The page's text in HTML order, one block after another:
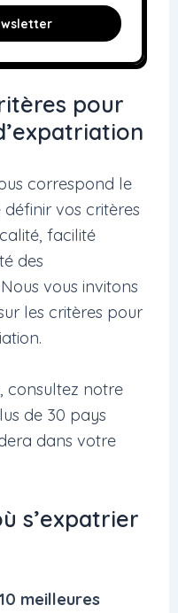
pour
correspond le
vos critères
facilité
des
vous invitons
les critères pour
consultez notre
de 30 pays
dans votre
s’expatrier
10 meilleures